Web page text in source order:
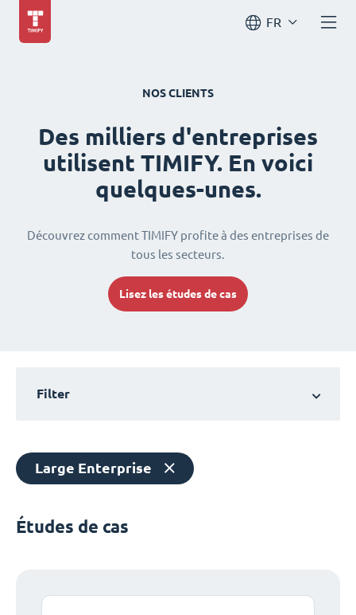
FR
NOS CLIENTS
Des milliers d'entreprises
utilisent TIMIFY. En voici
quelques-unes.
Découvrez comment TIMIFY profite à des entreprises de
tous les secteurs.
Lisez les études de cas
Filter
Large Enterprise
Études de cas